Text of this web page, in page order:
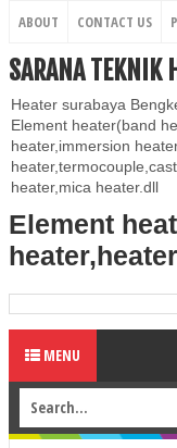
ABOUT CONTACT US
SARANA TEKNIK
Heater surabaya
Element heater(band
heater,immersion
heater,mica heater.dll
Element
MENU